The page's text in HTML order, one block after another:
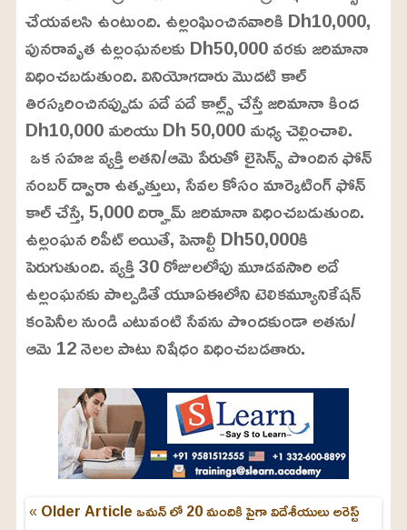
చేయవలసి ఉంటుంది. ఉల్లంఘించినవారికి Dh10,000,
పునరావృత ఉల్లంఘనలకు Dh50,000 వరకు జరిమానా
విధించబడుతుంది. వినియోగదారు మొదటి కాల్‌
తిరస్కరించినప్పుడు పదే పదే కాల్ల్స్ చేస్తే జరిమానా కింద
Dh10,000 మరియు Dh 50,000 మధ్య చెల్లించాలి.
ఒక సహజ వ్యక్తి అతని/ఆమె పేరుతో లైసెన్స్ పొందిన ఫోన్
నంబర్ ద్వారా ఉత్పత్తులు, సేవల కోసం మార్కెటింగ్ ఫోన్
కాల్ చేస్తే, 5,000 దిర్హామ్ జరిమానా విధించబడుతుంది.
ఉల్లంఘన రిపీట్ అయితే, పెనాల్టీ Dh50,000కి
పెరుగుతుంది. వ్యక్తి 30 రోజులలోపు మూడవసారి అదే
ఉల్లంఘనకు పాల్పడితే యూఏఈలోని టెలికమ్యూనికేషన్
కంపెనీల నుండి ఎటువంటి సేవను పొందకుండా అతను/
ఆమె 12 నెలల పాటు నిషేధం విధించబడతారు.
« Older Articleఒమన్ లో 20 మందికి పైగా విదేశీయులు అరెస్ట్